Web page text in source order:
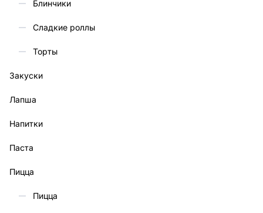
Блинчики
Сладкие роллы
Торты
Закуски
Лапша
Напитки
Паста
Пицца
Пицца